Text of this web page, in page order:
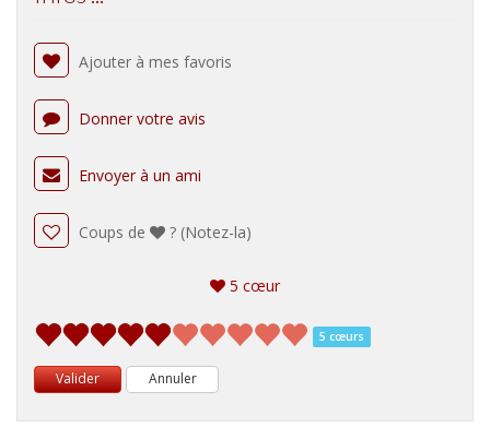
Ajouter à mes favoris
Donner votre avis
Envoyer à un ami
Coups de ? (Notez-la)
5 cœur
5 cœurs
Valider Annuler